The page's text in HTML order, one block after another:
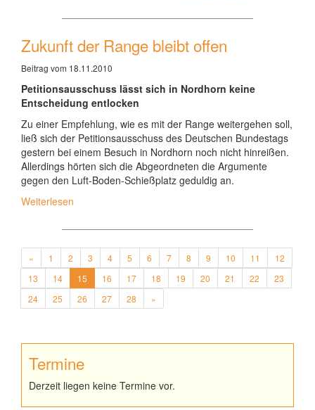
Zukunft der Range bleibt offen
Beitrag vom 18.11.2010
Petitionsausschuss lässt sich in Nordhorn keine
Entscheidung entlocken
Zu einer Empfehlung, wie es mit der Range weitergehen soll,
ließ sich der Petitionsausschuss des Deutschen Bundestags
gestern bei einem Besuch in Nordhorn noch nicht hinreißen.
Allerdings hörten sich die Abgeordneten die Argumente
gegen den Luft-Boden-Schießplatz geduldig an.
Weiterlesen
« 1 2 3 4 5 6 7 8 9 10 11
12
13
14 15 16 17 18 19 20 21 22
23
24
25 26 27 28 »
Termine
Derzeit liegen keine Termine vor.